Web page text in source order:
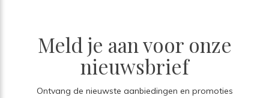
Meld je aan voor onze
nieuwsbrief
Ontvang de nieuwste aanbiedingen en promoties